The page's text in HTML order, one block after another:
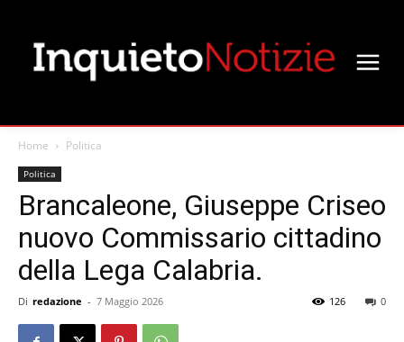
Home Politica
Politica
Brancaleone, Giuseppe Criseo
nuovo Commissario cittadino
della Lega Calabria.
Di redazione - 7 Maggio 2026 0
126